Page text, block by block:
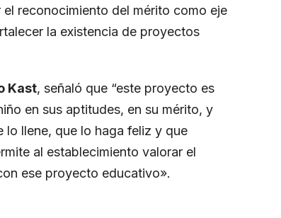
reconocimiento del mérito como eje
la existencia de proyectos
Kast, señaló que “este proyecto es
en sus aptitudes, en su mérito, y
llene, que lo haga feliz y que
al establecimiento valorar el
ese proyecto educativo».